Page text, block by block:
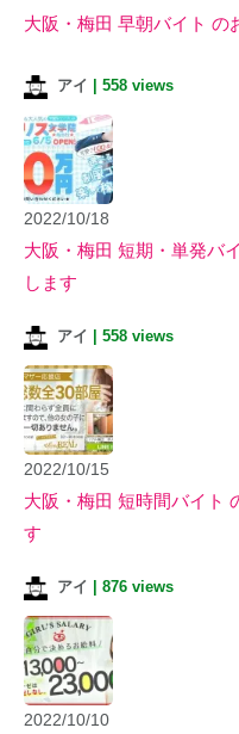
大阪・梅田 早朝バイト の
アイ 558 views
2022/10/18
大阪・梅田 短期・単発バ
します
アイ 558 views
2022/10/15
大阪・梅田 短時間バイト
す
アイ 876 views
2022/10/10